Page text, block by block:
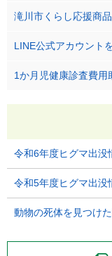
滝川市くらし応援商
LINE公式アカウント
1か月児健康診査費用
令和6年度ヒグマ出没
令和5年度ヒグマ出没
動物の死体を見つけ